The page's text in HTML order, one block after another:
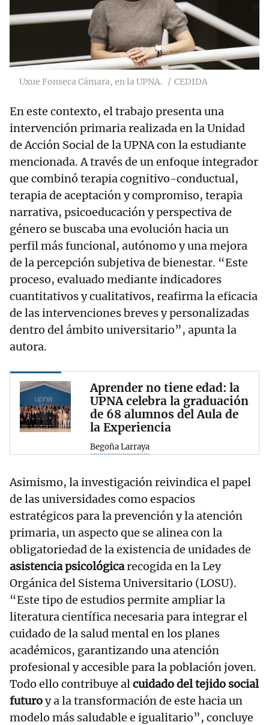
Uxue Fonseca Cámara, en la UPNA. CEDIDA
En este contexto, el trabajo presenta una
intervención primaria realizada en la Unidad
de Acción Social de la UPNA con la estudiante
mencionada. A través de un enfoque integrador
que combinó terapia cognitivo-conductual,
terapia de aceptación y compromiso, terapia
narrativa, psicoeducación y perspectiva de
género se buscaba una evolución hacia un
perfil más funcional, autónomo y una mejora
de la percepción subjetiva de bienestar. “Este
proceso, evaluado mediante indicadores
cuantitativos y cualitativos, reafirma la eficacia
de las intervenciones breves y personalizadas
dentro del ámbito universitario”, apunta la
autora.
Aprender no tiene edad: la
UPNA celebra la graduación
de 68 alumnos del Aula de
la Experiencia
Begoña Larraya
Asimismo, la investigación reivindica el papel
de las universidades como espacios
estratégicos para la prevención y la atención
primaria, un aspecto que se alinea con la
obligatoriedad de la existencia de unidades de
asistencia psicológicarecogida en la Ley
Orgánica del Sistema Universitario (LOSU).
“Este tipo de estudios permite ampliar la
literatura científica necesaria para integrar el
cuidado de la salud mental en los planes
académicos, garantizando una atención
profesional y accesible para la población joven.
Todo ello contribuye alcuidado del tejido social
futuroy a la transformación de este hacia un
modelo más saludable e igualitario”, concluye